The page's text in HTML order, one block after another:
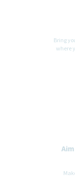
Bring
where